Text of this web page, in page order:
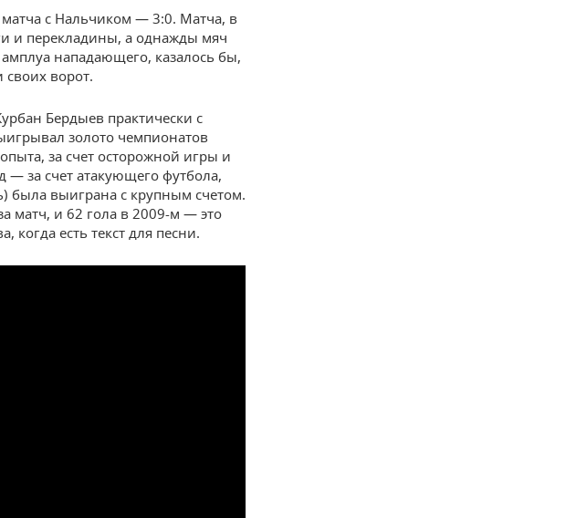
с Нальчиком — 3:0. Матча, в
и перекладины, а однажды мяч
нападающего, казалось бы,
ворот.
Бердыев практически с
золото чемпионатов
за счет осторожной игры и
за счет атакующего футбола,
была выиграна с крупным счетом.
матч, и 62 гола в 2009-м — это
когда есть текст для песни.